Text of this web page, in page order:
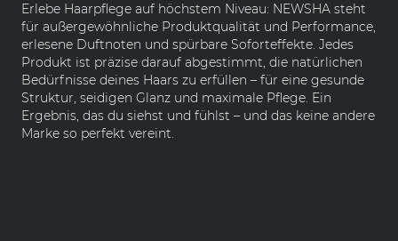
Erlebe Haarpflege auf höchstem Niveau: NEWSHA steht
für außergewöhnliche Produktqualität und Performance,
erlesene Duftnoten und spürbare Soforteffekte. Jedes
Produkt ist präzise darauf abgestimmt, die natürlichen
Bedürfnisse deines Haars zu erfüllen – für eine gesunde
Struktur, seidigen Glanz und maximale Pflege. Ein
Ergebnis, das du siehst und fühlst – und das keine andere
Marke so perfekt vereint.